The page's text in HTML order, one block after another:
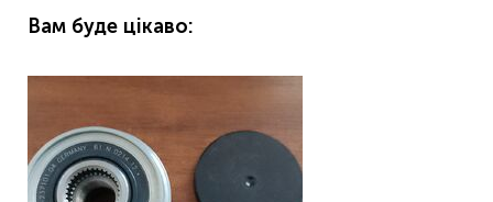
Вам буде цікаво: